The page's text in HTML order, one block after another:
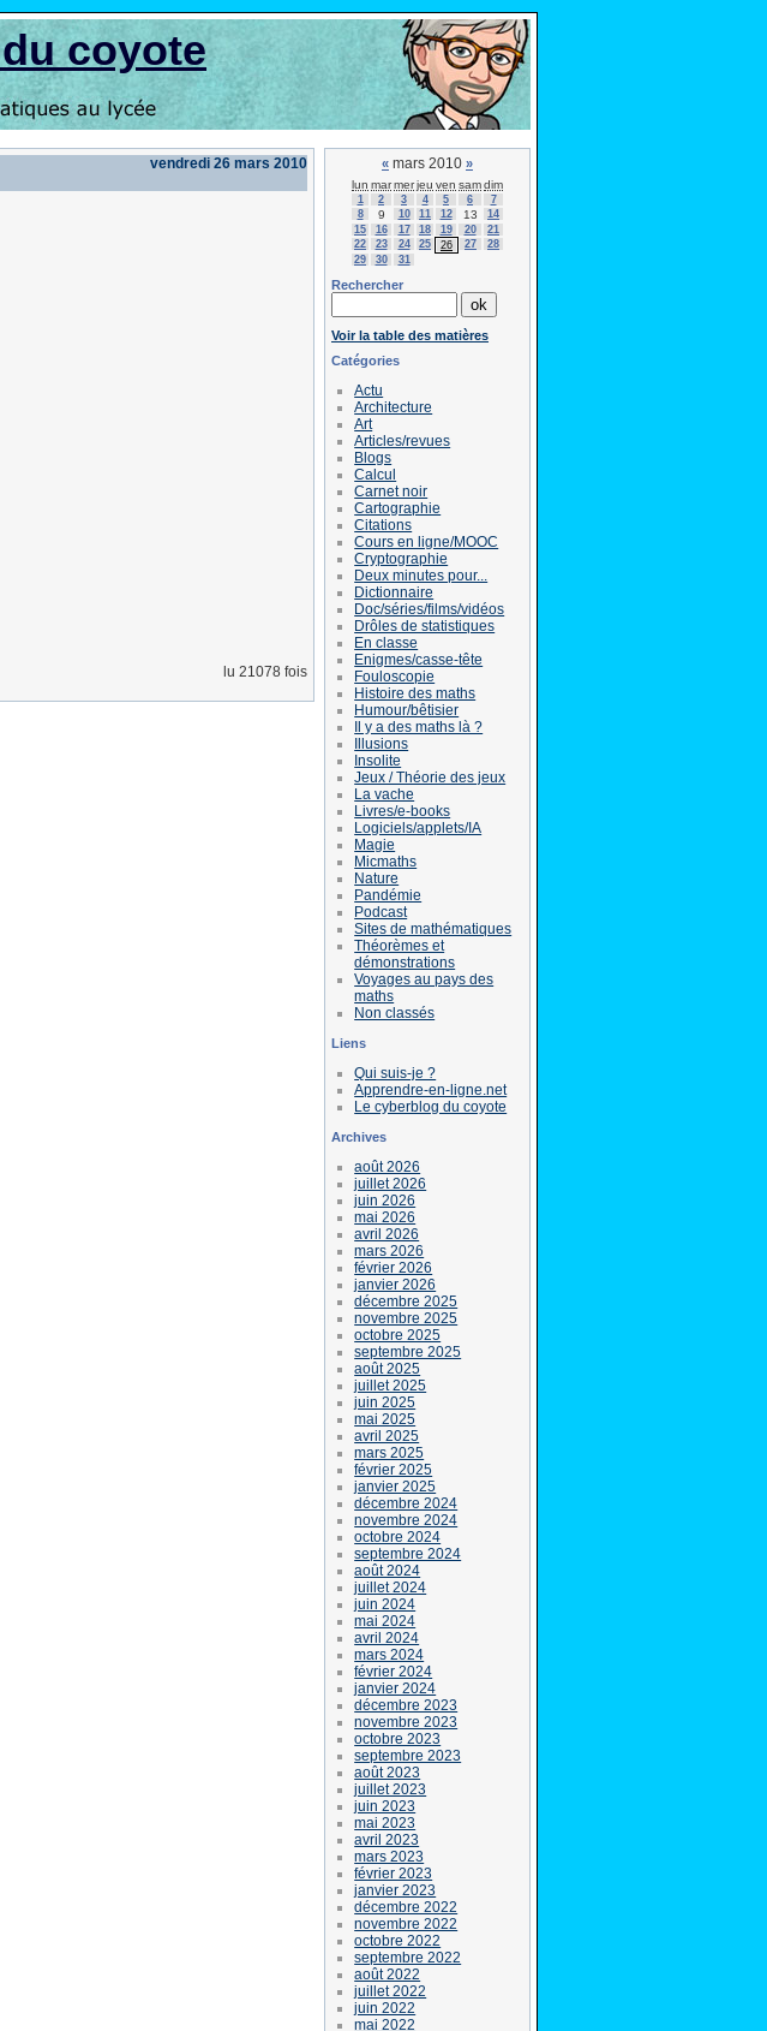
coyote
vendredi 26 mars 2010
lu 21078 fois
« mars 2010 »
lun marmerjeu ven samdim
1 2 3 4 5 6
7
8
9 10 11 12 13
14
15
16 17 18 19 20
21
22
23 24 25 26 27
28
29
30 31
Rechercher
Voir la table des matières
Catégories
Actu
Architecture
Art
Articles/revues
Blogs
Calcul
Carnet noir
Cartographie
Citations
Cours en ligne/MOOC
Cryptographie
Deux minutes pour...
Dictionnaire
Doc/séries/films/vidéos
Drôles de statistiques
En classe
Enigmes/casse-tête
Fouloscopie
Histoire des maths
Humour/bêtisier
Il y a des maths là ?
Illusions
Insolite
Jeux / Théorie des jeux
La vache
Livres/e-books
Logiciels/applets/IA
Magie
Micmaths
Nature
Pandémie
Podcast
Sites de mathématiques
Théorèmes et
démonstrations
Voyages au pays des
maths
Non classés
Liens
Qui suis-je ?
Apprendre-en-ligne.net
Le cyberblog du coyote
Archives
août 2026
juillet 2026
juin 2026
mai 2026
avril 2026
mars 2026
février 2026
janvier 2026
décembre 2025
novembre 2025
octobre 2025
septembre 2025
août 2025
juillet 2025
juin 2025
mai 2025
avril 2025
mars 2025
février 2025
janvier 2025
décembre 2024
novembre 2024
octobre 2024
septembre 2024
août 2024
juillet 2024
juin 2024
mai 2024
avril 2024
mars 2024
février 2024
janvier 2024
décembre 2023
novembre 2023
octobre 2023
septembre 2023
août 2023
juillet 2023
juin 2023
mai 2023
avril 2023
mars 2023
février 2023
janvier 2023
décembre 2022
novembre 2022
octobre 2022
septembre 2022
août 2022
juillet 2022
juin 2022
mai 2022